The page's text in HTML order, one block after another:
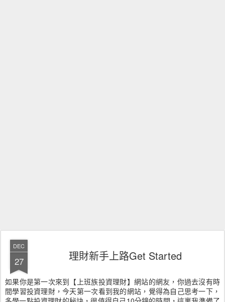
DEC
27 理財新手上路Get Started
如果你是第一次來到【上班族投資理財】網站的網友，你過去沒有時
間學習投資理財，今天第一次看到我的網站，覺得為自己思考一下，